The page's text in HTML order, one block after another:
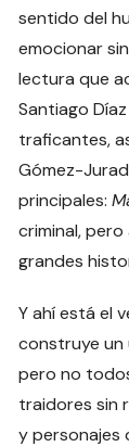
sentido del
emocionar
lectura que
Santiago
traficantes,
Gómez-
principales:
criminal,
grandes
Y ahí está el
construye un
pero no
traidores sin
y personajes